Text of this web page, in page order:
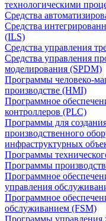
технологическими
Средства
Средства
(ILS)
Средства управления
Средства управления
моделирования (SPDM)
Программы человеко-
производстве (HMI)
Программное
контроллеров (PLC)
Программы для
производственного
инфраструктурных
Программы
Программы
Программное
управления
Программное
обслуживанием (FSM)
Программы управления